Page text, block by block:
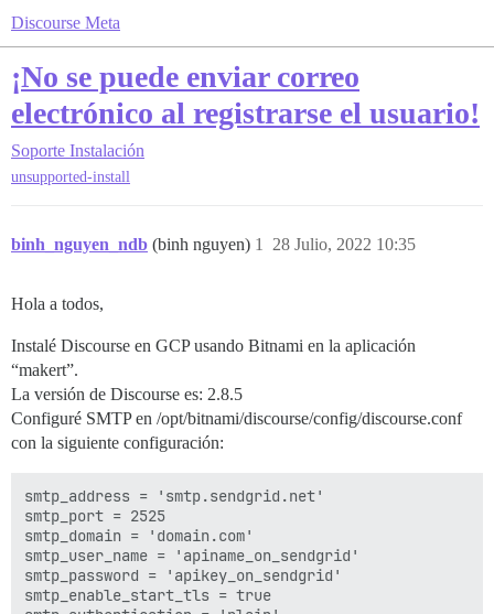
Discourse Meta
¡No se puede enviar correo
electrónico al registrarse el usuario!
Soporte Instalación
unsupported-install
binh_nguyen_ndb (binh nguyen) 28 Julio, 2022 10:35
1
Hola a todos,
Instalé Discourse en GCP usando Bitnami en la aplicación
“makert”.
La versión de Discourse es: 2.8.5
Configuré SMTP en /opt/bitnami/discourse/config/discourse.conf
con la siguiente configuración:
smtp_address = 'smtp.sendgrid.net'
smtp_port = 2525
smtp_domain = 'domain.com'
smtp_user_name = 'apiname_on_sendgrid'
smtp_password = 'apikey_on_sendgrid'
smtp_enable_start_tls = true